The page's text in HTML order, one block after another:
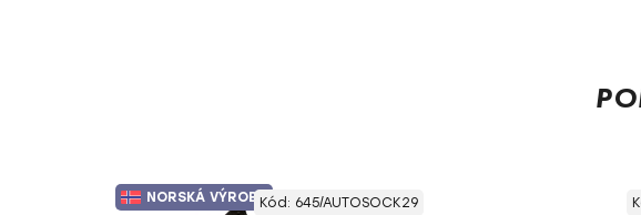
NORSKÁ VÝROBAKód: 645/AUTOSOCK29